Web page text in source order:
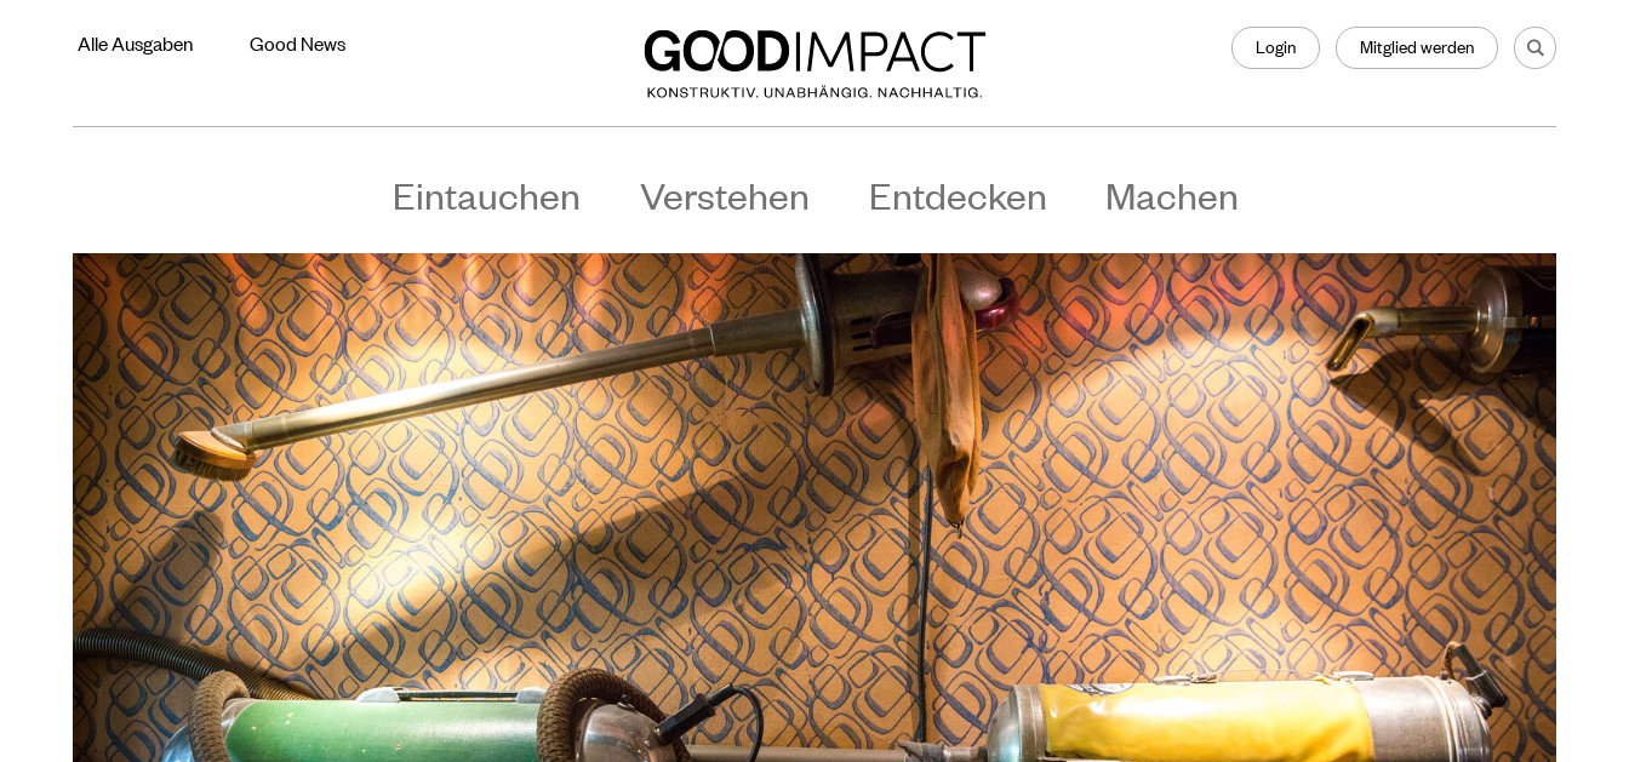
Alle Ausgaben Good News Login Mitglied werden
Eintauchen Verstehen Entdecken Machen